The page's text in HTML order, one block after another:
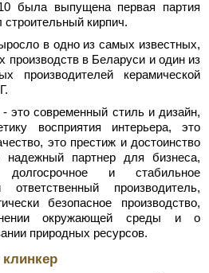
была выпущена первая партия
строительный кирпич.
в одно из самых известных,
производств в Беларуси и один из
производителей керамической
это современный стиль и дизайн,
восприятия интерьера, это
это престиж и достоинство
партнер для бизнеса,
долгосрочное и стабильное
производитель,
безопасное производство,
окружающей среды и о
природных ресурсов.
клинкер